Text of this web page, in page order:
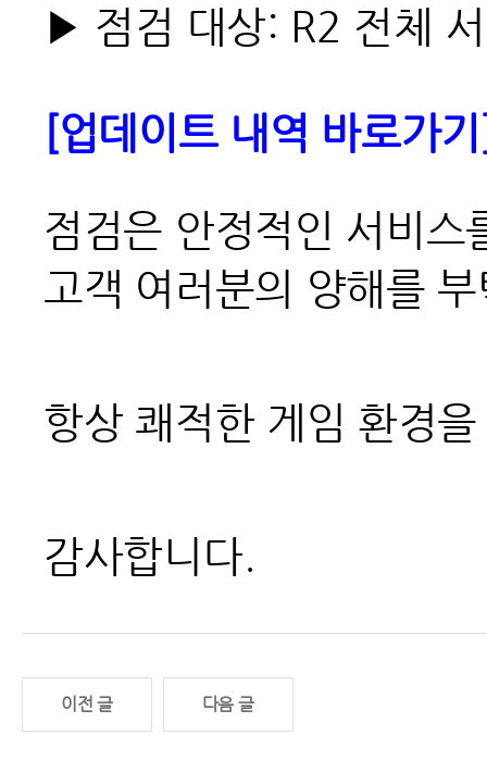
▶ 점검 대상: R2 전체
[업데이트 내역 바로가
점검은 안정적인 서비스
고객 여러분의 양해를
항상 쾌적한 게임 환경
감사합니다.
이전 글 다음 글